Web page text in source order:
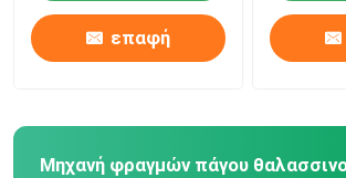
Σχετικά με εμάς
Επισκέψεις στο εργοστάσιο
επαφή